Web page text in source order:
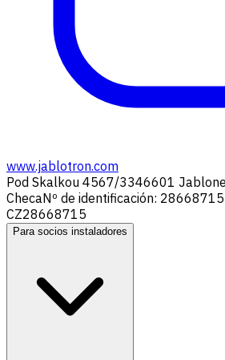
www.jablotron.com
Pod Skalkou 4567/3346601
ChecaNº de identificación: 28668715
CZ28668715
Para socios instaladores